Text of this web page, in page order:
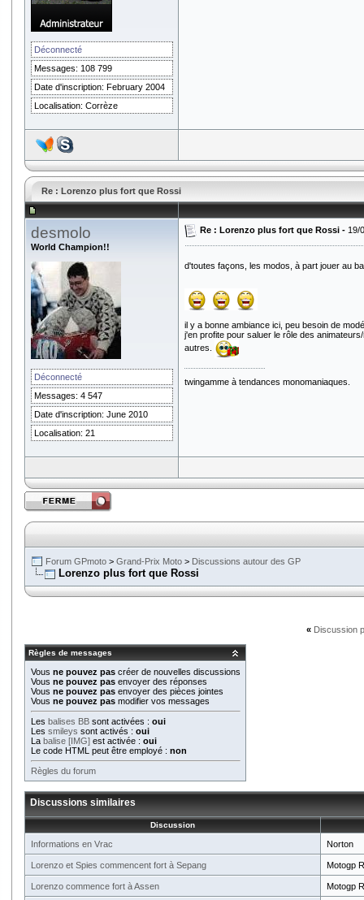
Déconnecté
Messages: 108 799
Date d'inscription: February 2004
Localisation: Corrèze
Re : Lorenzo plus fort que Rossi
desmolo
World Champion!!
Déconnecté
Messages: 4 547
Date d'inscription: June 2010
Localisation: 21
Re : Lorenzo plus fort que Rossi - 19/
d'toutes façons, les modos, à part jouer au
il y a bonne ambiance ici, peu besoin de
j'en profite pour saluer le rôle des
autres.
twingamme à tendances monomaniaques.
Forum GPmoto > Grand-Prix Moto > Discussions autour des GP
Lorenzo plus fort que Rossi
« Discussion
Règles de messages
Vous ne pouvez pas créer de nouvelles discussions
Vous ne pouvez pas envoyer des réponses
Vous ne pouvez pas envoyer des pièces jointes
Vous ne pouvez pas modifier vos messages
Les balises BB sont activées : oui
Les smileys sont activés : oui
La balise [IMG] est activée : oui
Le code HTML peut être employé : non
Règles du forum
Discussions similaires
Discussion
Informations en Vrac Norton
Lorenzo et Spies commencent fort à Sepang Motogp
Lorenzo commence fort à Assen Motogp